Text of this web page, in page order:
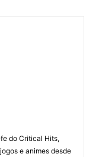
do Critical Hits,
e animes desde